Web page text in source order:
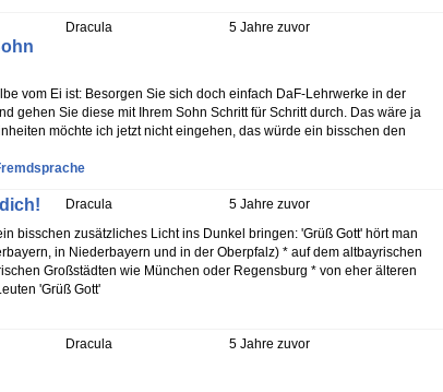
5 Jahre zuvor
Dracula
vom Ei ist: Besorgen Sie sich doch einfach DaF-Lehrwerke in der
gehen Sie diese mit Ihrem Sohn Schritt für Schritt durch. Das wäre ja
möchte ich jetzt nicht eingehen, das würde ein bisschen den
5 Jahre zuvor
Dracula
bisschen zusätzliches Licht ins Dunkel bringen: 'Grüß Gott' hört man
in Niederbayern und in der Oberpfalz) * auf dem altbayrischen
Großstädten wie München oder Regensburg * von eher älteren
'Grüß Gott'
5 Jahre zuvor
Dracula